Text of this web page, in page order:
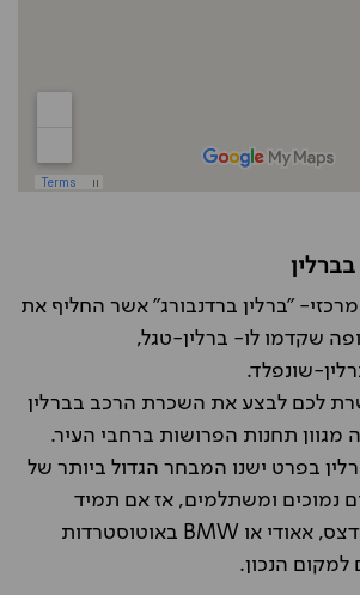
"ברלין ברדנבורג" אשר החליף את
שקדמו לו- ברלין-טגל,
שונפלד.
לכם לבצע את השכרת הרכב בברלין
מגוון תחנות הפרושות ברחבי העיר.
בפרט ישנו המבחר הגדול ביותר של
נמוכים ומשתלמים, אז אם תמיד
חלמתם לנסוע במרדצס, אאודי או BMW באוטוסטרדות
הנכון.